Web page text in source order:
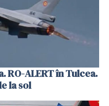
RO-ALERT în Tulcea.
la sol